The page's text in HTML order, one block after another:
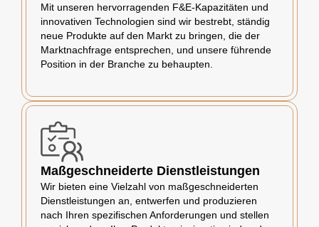
Mit unseren hervorragenden F&E-Kapazitäten und
innovativen Technologien sind wir bestrebt, ständig
neue Produkte auf den Markt zu bringen, die der
Marktnachfrage entsprechen, und unsere führende
Position in der Branche zu behaupten.
Maßgeschneiderte Dienstleistungen
Wir bieten eine Vielzahl von maßgeschneiderten
Dienstleistungen an, entwerfen und produzieren
nach Ihren spezifischen Anforderungen und stellen